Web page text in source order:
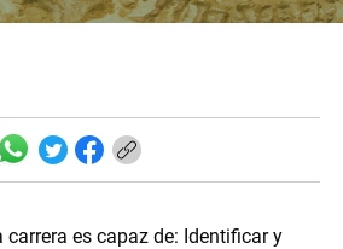
carrera es capaz de: Identificar y